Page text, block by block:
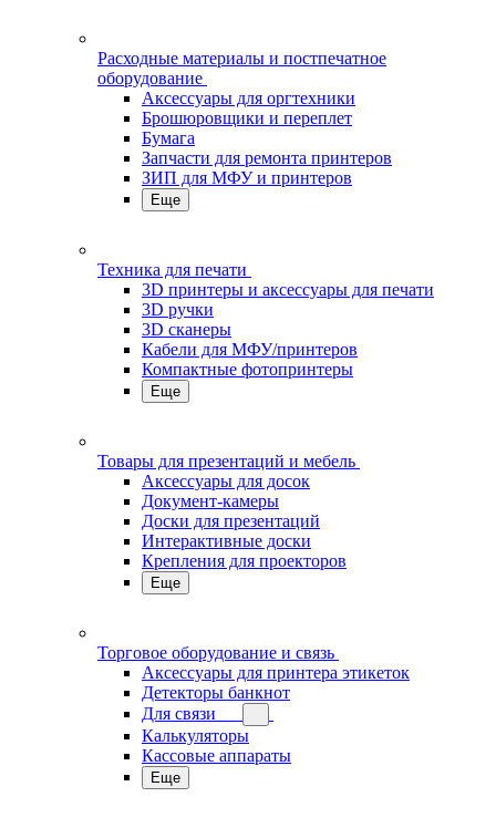
Расходные материалы и постпечатное
оборудование
Аксессуары для оргтехники
Брошюровщики и переплет
Бумага
Запчасти для ремонта принтеров
ЗИП для МФУ и принтеров
Еще
Техника для печати
3D принтеры и аксессуары для печати
3D ручки
3D сканеры
Кабели для МФУ/принтеров
Компактные фотопринтеры
Еще
Товары для презентаций и мебель
Аксессуары для досок
Документ-камеры
Доски для презентаций
Интерактивные доски
Крепления для проекторов
Еще
Торговое оборудование и связь
Аксессуары для принтера этикеток
Детекторы банкнот
Для связи
Калькуляторы
Кассовые аппараты
Еще